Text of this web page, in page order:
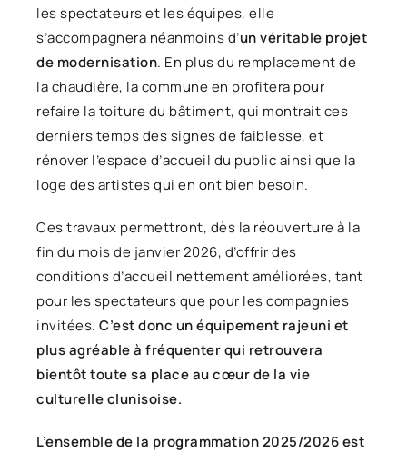
les spectateurs et les équipes, elle
s’accompagnera néanmoins d’un véritable projet
de modernisation. En plus du remplacement de
la chaudière, la commune en profitera pour
refaire la toiture du bâtiment, qui montrait ces
derniers temps des signes de faiblesse, et
rénover l’espace d’accueil du public ainsi que la
loge des artistes qui en ont bien besoin.
Ces travaux permettront, dès la réouverture à la
fin du mois de janvier 2026, d’offrir des
conditions d’accueil nettement améliorées, tant
pour les spectateurs que pour les compagnies
invitées. C’est donc un équipement rajeuni et
plus agréable à fréquenter qui retrouvera
bientôt toute sa place au cœur de la vie
culturelle clunisoise.
L’ensemble de la programmation 2025/2026 est